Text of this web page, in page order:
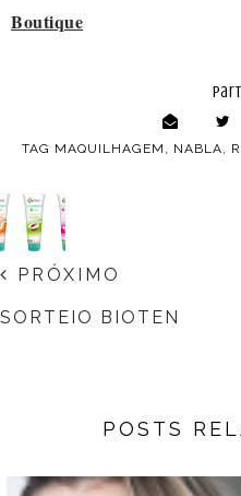
Boutique
TAG MAQUILHAGEM , NABLA,
PRÓXIMO
SORTEIO BIOTEN
POSTS